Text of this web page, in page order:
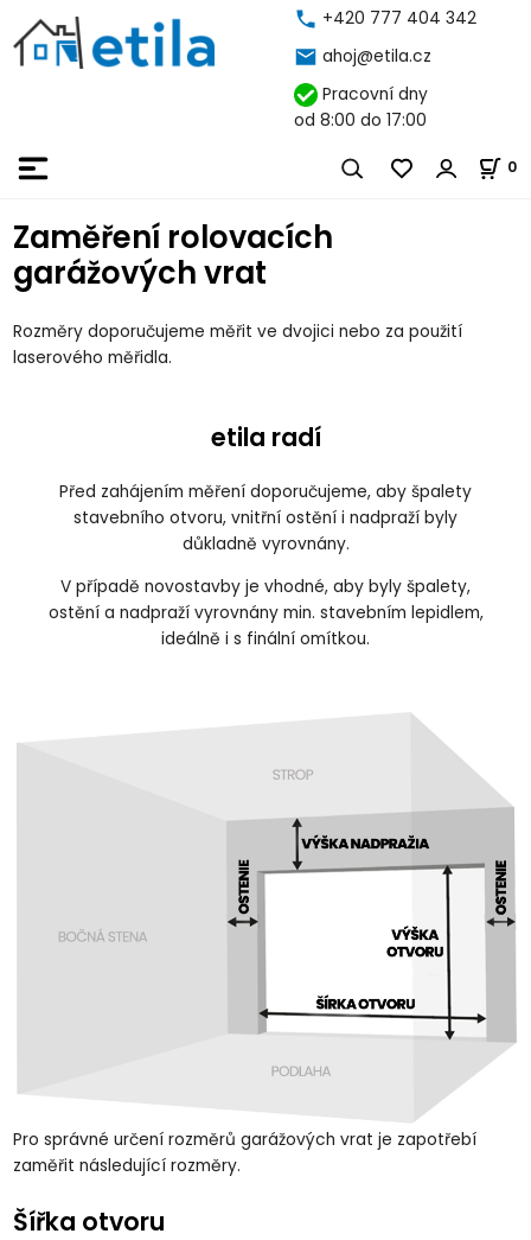
+420 777 404 342
ahoj@etila.cz
Pracovní dny
od 8:00 do 17:00
0
Zaměření rolovacích
garážových vrat
Rozměry doporučujeme měřit ve dvojici nebo za použití
laserového měřidla.
etila radí
Před zahájením měření doporučujeme, aby špalety
stavebního otvoru, vnitřní ostění i nadpraží byly
důkladně vyrovnány.
V případě novostavby je vhodné, aby byly špalety,
ostění a nadpraží vyrovnány min. stavebním lepidlem,
ideálně i s finální omítkou.
Pro správné určení rozměrů garážových vrat je zapotřebí
zaměřit následující rozměry.
Šířka otvoru